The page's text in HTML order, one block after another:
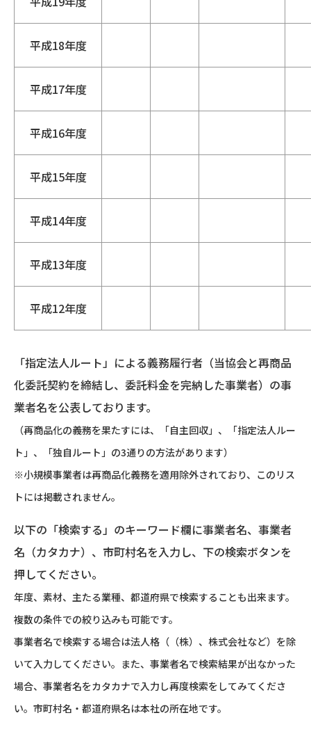
平成18年度
平成17年度
平成16年度
平成15年度
平成14年度
平成13年度
平成12年度
「指定法人ルート」による義務履行者（当協会と再商品
化委託契約を締結し、委託料金を完納した事業者）の事
業者名を公表しております。
（再商品化の義務を果たすには、「自主回収」、「指定法人ルー
ト」、「独自ルート」の3通りの方法があります）
※小規模事業者は再商品化義務を適用除外されており、このリス
トには掲載されません。
以下の「検索する」のキーワード欄に事業者名、事業者
名（カタカナ）、市町村名を入力し、下の検索ボタンを
押してください。
年度、素材、主たる業種、都道府県で検索することも出来ます。
複数の条件での絞り込みも可能です。
事業者名で検索する場合は法人格（（株）、株式会社など）を除
いて入力してください。また、事業者名で検索結果が出なかった
場合、事業者名をカタカナで入力し再度検索をしてみてくださ
い。市町村名・都道府県名は本社の所在地です。